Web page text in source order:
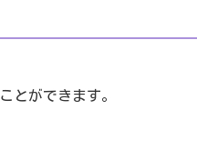
ことができます。